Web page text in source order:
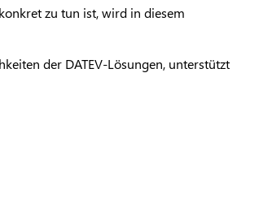
zu tun ist, wird in diesem
der DATEV-Lösungen, unterstützt